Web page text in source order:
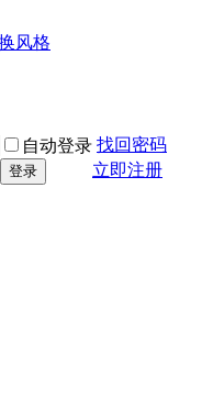
风格
自动登录 找回密码
登录
立即注册